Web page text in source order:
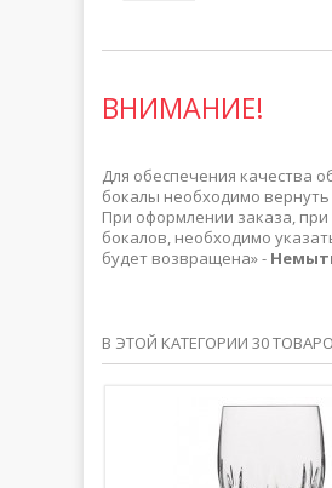
ВНИМАНИЕ!
Для обеспечения качества
бокалы необходимо вернуть
При оформлении заказа,
бокалов, необходимо
будет возвращена» -
В ЭТОЙ КАТЕГОРИИ 30